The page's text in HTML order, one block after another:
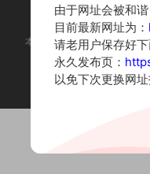
本站为摄影写真图片网站，内
如有
由于网址会被和
目前最新网址为：
请老用户保存好
永久发布页：
以免下次更换网